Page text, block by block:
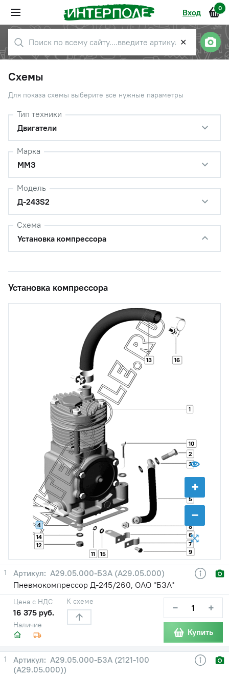
Вход 0
✕
Схемы
Для показа схемы выберите все нужные параметры
Тип техники
Двигатели
Марка
ММЗ
Модель
Д-243S2
Схема
Установка компрессора
Установка компрессора
+
−
1
2
3
4
5
6
7
8
9
10
11
12
13
14
15
16
1
А29.05.000-БЗА (А29.05.000)
Пневмокомпрессор Д-245/260, ОАО "БЗА"
Наличие
Цена с НДС
16 375 руб.
К схеме − +
Купить
1
А29.05.000-БЗА (2121-100
(А29.05.000))